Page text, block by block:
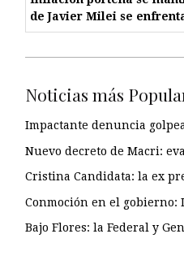
de Javier Milei se
Noticias más
Impactante denuncia
Nuevo decreto de Macri:
Cristina Candidata: la ex
Conmoción en el gobierno:
Bajo Flores: la Federal y